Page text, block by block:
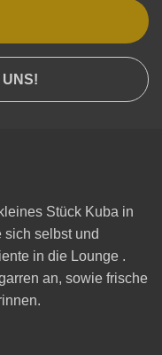
UNS!
Stück Kuba in
selbst und
in die Lounge .
an, sowie frische